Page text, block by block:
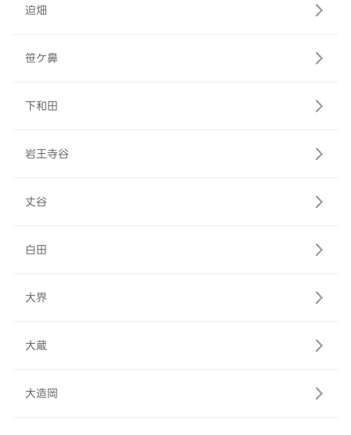
迫畑
笹ケ鼻
下和田
岩王寺谷
丈谷
白田
大界
大蔵
大造岡